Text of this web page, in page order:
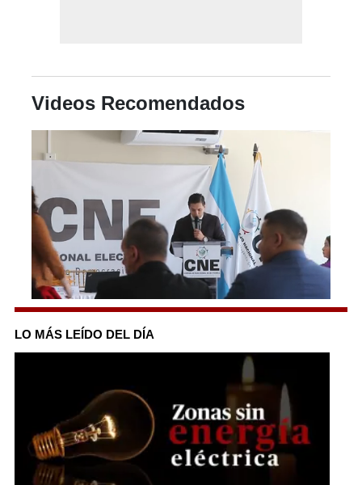
Videos Recomendados
0
of
40
seconds
LO MÁS LEÍDO DEL DÍA